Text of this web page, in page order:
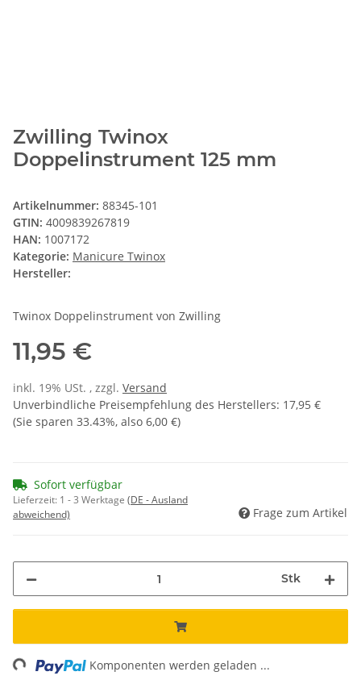
Zwilling Twinox
Doppelinstrument 125 mm
Artikelnummer: 88345-101
GTIN: 4009839267819
HAN: 1007172
Kategorie: Manicure Twinox
Hersteller:
Twinox Doppelinstrument von Zwilling
11,95 €
inkl. 19% USt. , zzgl. Versand
Unverbindliche Preisempfehlung des Herstellers: 17,95 €
(Sie sparen 33.43%, also 6,00 €)
Sofort verfügbar
Lieferzeit: 1 - 3 Werktage (DE - Ausland
abweichend)
Frage zum Artikel
Stk
Komponenten werden geladen ...